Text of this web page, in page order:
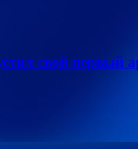
свой первый